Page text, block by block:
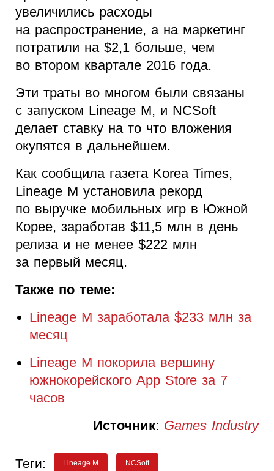
увеличились расходы
на распространение, а на маркетинг
потратили на $2,1 больше, чем
во втором квартале 2016 года.
Эти траты во многом были связаны
с запуском Lineage M, и NCSoft
делает ставку на то что вложения
окупятся в дальнейшем.
Как сообщила газета Korea Times,
Lineage M установила рекорд
по выручке мобильных игр в Южной
Корее, заработав $11,5 млн в день
релиза и не менее $222 млн
за первый месяц.
Также по теме:
Lineage M заработала $233 млн за
месяц
Lineage M покорила вершину
южнокорейского App Store за 7
часов
Источник: Games Industry
Теги: Lineage M NCSoft